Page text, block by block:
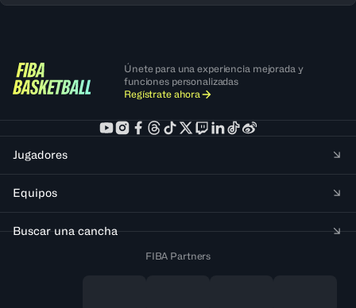
Únete para una experiencia mejorada y
funciones personalizadas
Regístrate ahora
Jugadores
Equipos
Buscar una cancha
FIBA Partners